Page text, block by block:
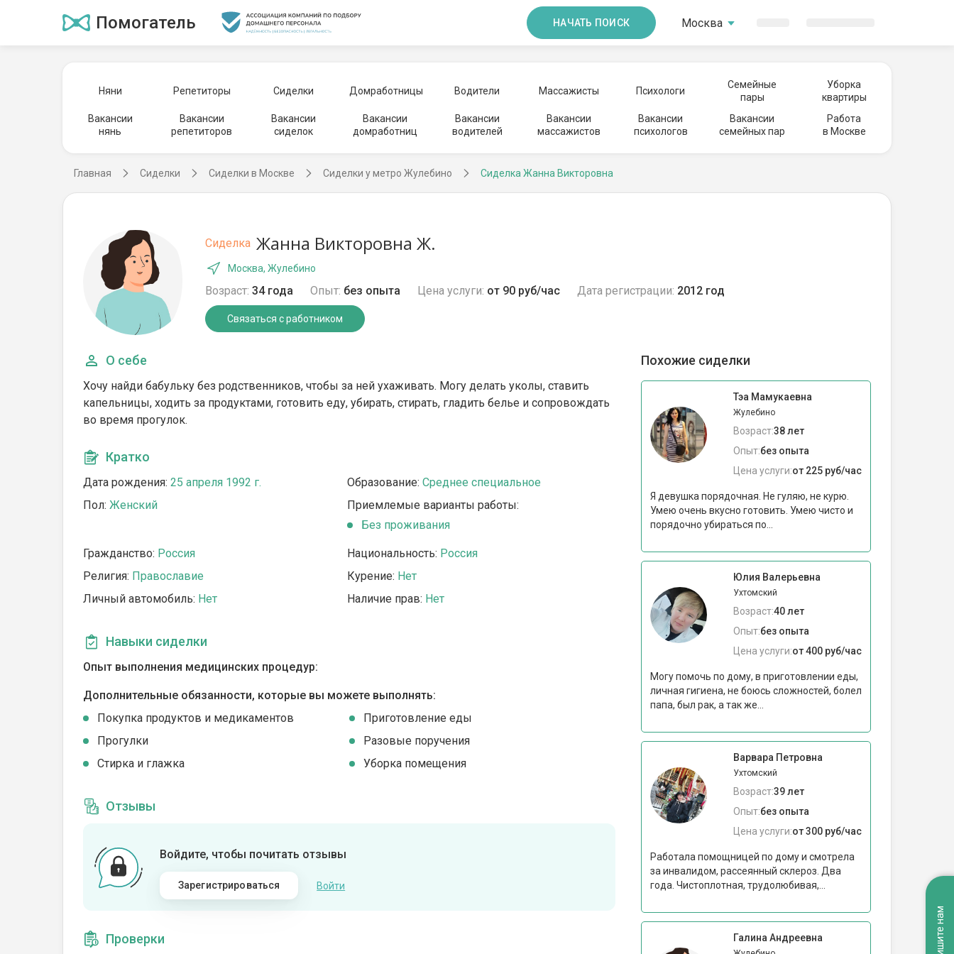
Помогатель НАЧАТЬ ПОИСК Москва
Няни Репетиторы Сиделки Домработницы Водители Массажисты Психологи
Семейные
пары
Уборка
квартиры
Вакансии
нянь
Вакансии
репетиторов
Вакансии
сиделок
Вакансии
домработниц
Вакансии
водителей
Вакансии
массажистов
Вакансии
психологов
Вакансии
семейных пар
Работа
в Москве
Главная Сиделки Сиделки в Москве Сиделки у метро Жулебино Сиделка Жанна Викторовна
Сиделка Жанна Викторовна Ж.
Москва, Жулебино
Возраст: 34 года Опыт: без опыта Цена услуги: от 90 руб/час Дата регистрации: 2012 год
Связаться с работником
О себе
Хочу найди бабульку без родственников, чтобы за ней ухаживать. Могу делать уколы, ставить
капельницы, ходить за продуктами, готовить еду, убирать, стирать, гладить белье и сопровождать
во время прогулок.
Кратко
Дата рождения: 25 апреля 1992 г. Образование: Среднее специальное
Пол: Женский
Приемлемые варианты работы:
Без проживания
Гражданство: Россия Национальность: Россия
Религия: Православие Курение: Нет
Личный автомобиль: Нет Наличие прав: Нет
Навыки сиделки
Опыт выполнения медицинских процедур:
Дополнительные обязанности, которые вы можете выполнять:
Покупка продуктов и медикаментов
Приготовление еды
Прогулки
Разовые поручения
Стирка и глажка
Уборка помещения
Отзывы
Войдите, чтобы почитать отзывы
Зарегистрироваться Войти
Проверки
Похожие сиделки
Тэа Мамукаевна
Жулебино
Возраст:38 лет
Опыт:без опыта
Цена услуги:от 225 руб/час
Я девушка порядочная. Не гуляю, не курю.
Умею очень вкусно готовить. Умею чисто и
порядочно убираться по...
Юлия Валерьевна
Ухтомский
Возраст:40 лет
Опыт:без опыта
Цена услуги:от 400 руб/час
Могу помочь по дому, в приготовлении еды,
личная гигиена, не боюсь сложностей, болел
папа, был рак, а так же...
Варвара Петровна
Ухтомский
Возраст:39 лет
Опыт:без опыта
Цена услуги:от 300 руб/час
Работала помощницей по дому и смотрела
за инвалидом, рассеянный склероз. Два
года. Чистоплотная, трудолюбивая,...
Галина Андреевна Напишите нам